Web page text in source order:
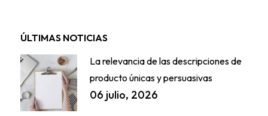
ÚLTIMAS NOTICIAS
La relevancia de las descripciones de
producto únicas y persuasivas
06 julio, 2026